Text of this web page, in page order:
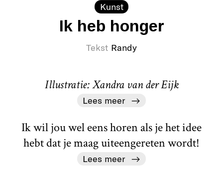
Kunst
Ik heb honger
Tekst Randy
Illustratie: Xandra van der Eijk
Lees meer
Ik wil jou wel eens horen als je het idee
hebt dat je maag uiteengereten wordt!
Lees meer